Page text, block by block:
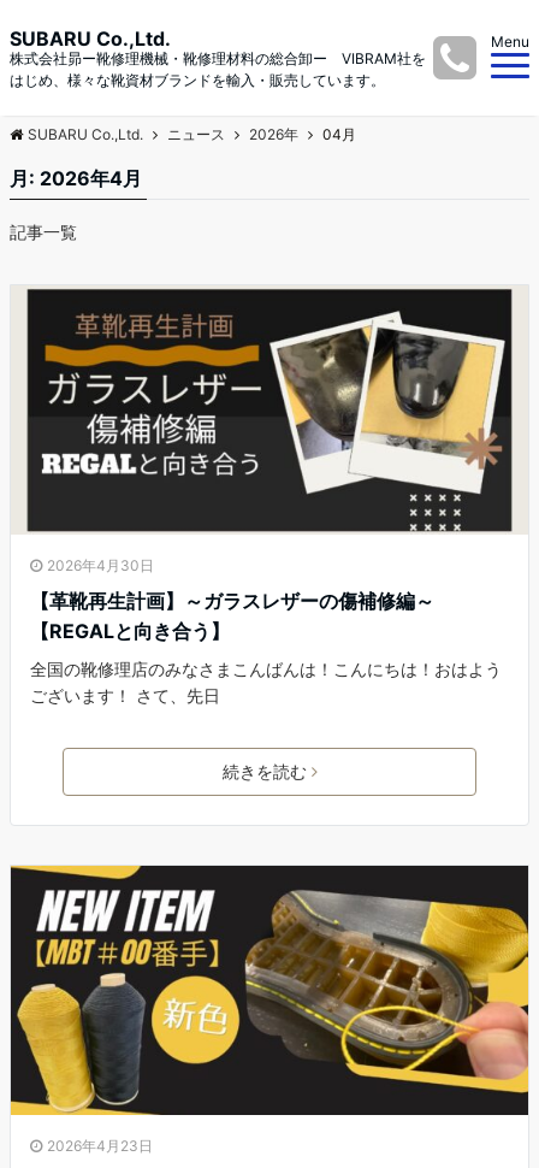
SUBARU Co.,Ltd.
株式会社昴ー靴修理機械・靴修理材料の総合卸ー VIBRAM社を
はじめ、様々な靴資材ブランドを輸入・販売しています。
Menu
SUBARU Co.,Ltd. ニュース 2026年 04月
月: 2026年4月
記事一覧
2026年4月30日
【革靴再生計画】～ガラスレザーの傷補修編～
【REGALと向き合う】
全国の靴修理店のみなさまこんばんは！こんにちは！おはよう
ございます！ さて、先日
続きを読む
2026年4月23日